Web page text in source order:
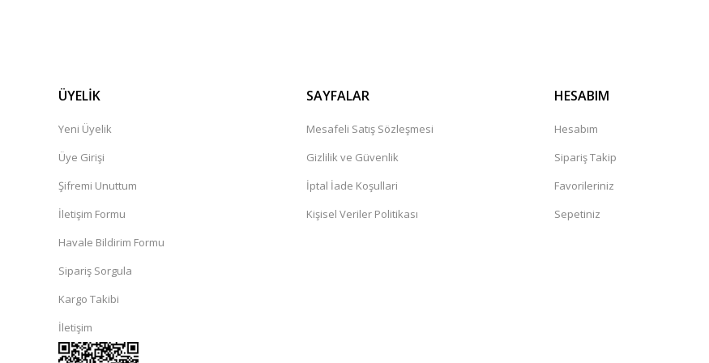
ÜYELİK
Yeni Üyelik
Üye Girişi
Şifremi Unuttum
İletişim Formu
Havale Bildirim Formu
Sipariş Sorgula
Kargo Takibi
İletişim
SAYFALAR
Mesafeli Satış Sözleşmesi
Gizlilik ve Güvenlik
İptal İade Koşullari
Kişisel Veriler Politikası
HESABIM
Hesabım
Sipariş Takip
Favorileriniz
Sepetiniz